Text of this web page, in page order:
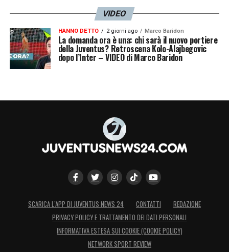
VIDEO
HANNO DETTO 2 giorni ago Marco Baridon
La domanda ora è una: chi sarà il nuovo portiere
della Juventus? Retroscena Kolo-Alajbegovic
dopo l’Inter – VIDEO di Marco Baridon
SCARICA L’APP DI JUVENTUS NEWS 24 CONTATTI
REDAZIONE
PRIVACY POLICY E TRATTAMENTO DEI DATI PERSONALI
INFORMATIVA ESTESA SUI COOKIE (COOKIE POLICY)
NETWORK SPORT REVIEW